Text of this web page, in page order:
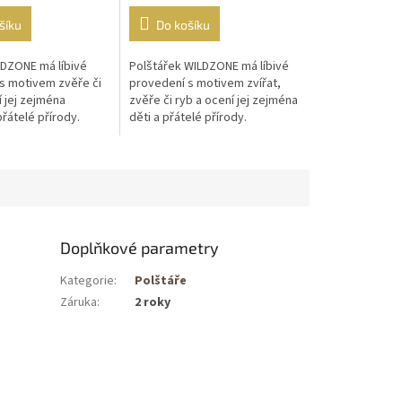
má líbivé
motivem zvěře či
jej zejména
přírody.
Do košíku
Polštářek WILDZONE má líbivé
provedení s motivem zvířat,
zvěře či ryb a ocení jej zejména
děti a přátelé přírody.
Doplňkové parametry
Kategorie:
Polštáře
Záruka: 2 roky